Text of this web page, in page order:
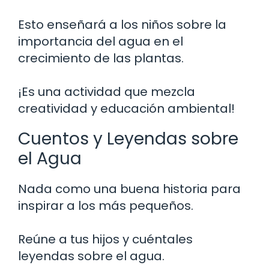
Esto enseñará a los niños sobre la
importancia del agua en el
crecimiento de las plantas.
¡Es una actividad que mezcla
creatividad y educación ambiental!
Cuentos y Leyendas sobre
el Agua
Nada como una buena historia para
inspirar a los más pequeños.
Reúne a tus hijos y cuéntales
leyendas sobre el agua.